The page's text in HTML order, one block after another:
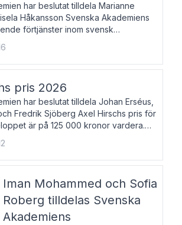
har beslutat tilldela Marianne
Håkansson Svenska Akademiens
förtjänster inom svensk
språkvård till minne av Carl Gabriel
för år 2026. Prissumma
pris 2026
har beslutat tilldela Johan Erséus,
Fredrik Sjöberg Axel Hirschs pris för
är på 125 000 kronor vardera.
1959, är fackboksförfattare och
för
Iman Mohammed och Sofia
Roberg tilldelas Svenska
Akademiens